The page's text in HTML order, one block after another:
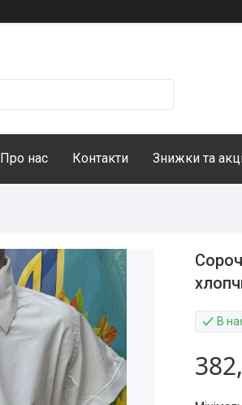
Про нас Контакти Знижки та
В